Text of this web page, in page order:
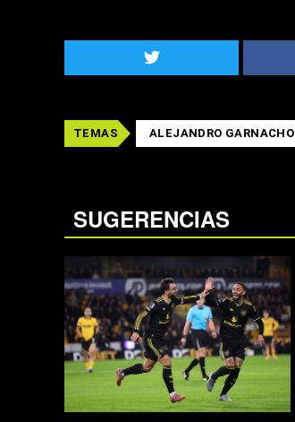
TEMAS ALEJANDRO GARNACHO
SUGERENCIAS